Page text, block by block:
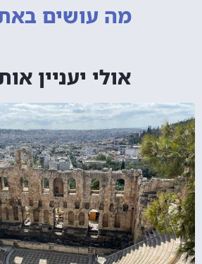
מה עושים באתונה?
אולי יעניין אותך גם